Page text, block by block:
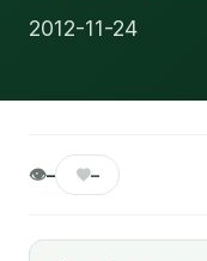
🎓 강사육성 · 교수법
2012-11-24
👁– ♥–